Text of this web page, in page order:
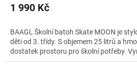
1 990 Kč
BAAGL Školní batoh Skate MOON je
děti od 3. třídy. S objemem 25 litrů a
dostatek prostoru pro školní potřeby.